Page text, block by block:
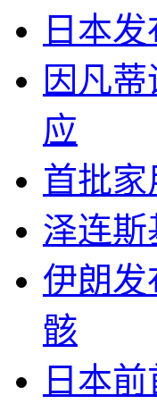
日本
因凡
应
首批
泽连
伊朗发
骸
日本